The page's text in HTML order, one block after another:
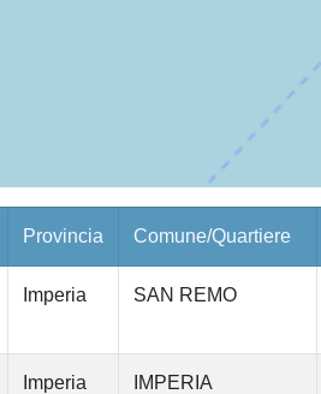
Provincia Comune/Quartiere
Imperia SAN REMO
Imperia IMPERIA